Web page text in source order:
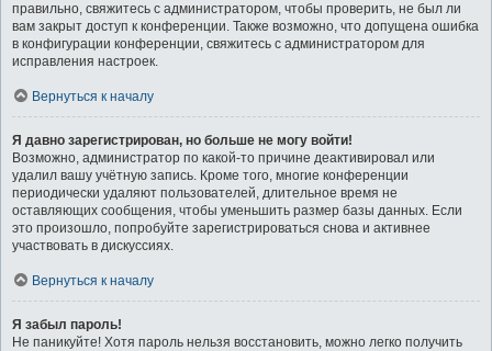
правильно, свяжитесь с администратором, чтобы проверить, не был ли
вам закрыт доступ к конференции. Также возможно, что допущена ошибка
в конфигурации конференции, свяжитесь с администратором для
исправления настроек.
Вернуться к началу
Я давно зарегистрирован, но больше не могу войти!
Возможно, администратор по какой-то причине деактивировал или
удалил вашу учётную запись. Кроме того, многие конференции
периодически удаляют пользователей, длительное время не
оставляющих сообщения, чтобы уменьшить размер базы данных. Если
это произошло, попробуйте зарегистрироваться снова и активнее
участвовать в дискуссиях.
Вернуться к началу
Я забыл пароль!
Не паникуйте! Хотя пароль нельзя восстановить, можно легко получить